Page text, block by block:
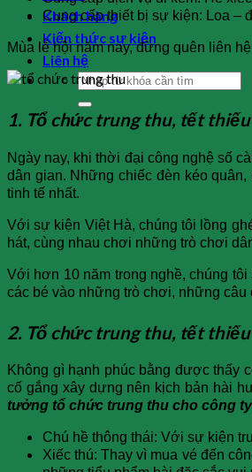
Khách hàng
Kiến thức sự kiện
Liên hệ
Cung cấp thiết bị sự kiện: Loa –
Mùa lễ hội năm nay, đừng quên liên
1. Tổ chức trung thu, tết
Ngày nay, khi thời đại công nghệ số
dân gian. Những chiếc đèn kéo
tinh tế nhất.
Với sự kiện Việt Hà, chúng tôi lồng
hát, cùng nhau chơi những trò chơi
Với hơn 10 năm trong nghề, chúng
các bé vào những trò chơi, những
2. Tổ chức trung thu, tết
Không gì hạnh phúc bằng được thấy
cố gắng xây dựng nên kịch bản hài
tưởng tổ chức trung thu cho công
Chú hề thông thái: Với sự kiện
Xiếc thú: Thay vì mua vé đến